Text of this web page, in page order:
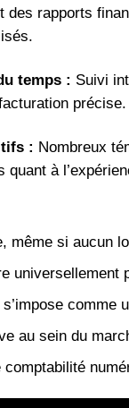
des rapports
temps : Suivi
précise.
: Nombreux
quant à
même si aucun
universellement
comme
au sein du
comptabilité